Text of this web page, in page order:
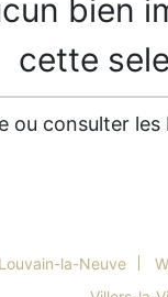
bien
cette
ou consulter
la-Neuve